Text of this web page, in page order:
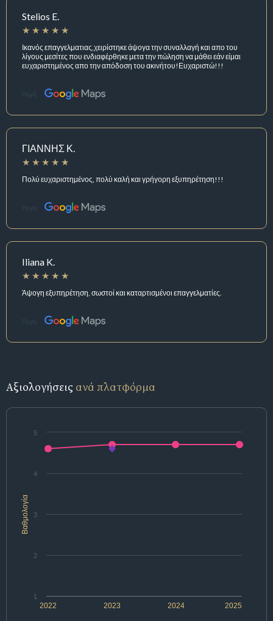
Stelios E.
Ικανός επαγγελματιας,χειρίστηκε άψογα την συναλλαγή και απο του
λίγους μεσίτες που ενδιαφέρθηκε μετα την πώληση να μάθει εάν είμαι
ευχαριστημένος απο την απόδοση του ακινήτου!Ευχαριστώ!!!
Πηγή:
ΓΙΑΝΝΗΣ Κ.
Πολύ ευχαριστημένος, πολύ καλή και γρήγορη εξυπηρέτηση!!!
Πηγή:
Iliana K.
Άψογη εξυπηρέτηση, σωστοί και καταρτισμένοι επαγγελματίες.
Πηγή:
Αξιολογήσεις ανά πλατφόρμα
Βαθμολογία
2022 2024
2023 2025
1
2
3
4
5